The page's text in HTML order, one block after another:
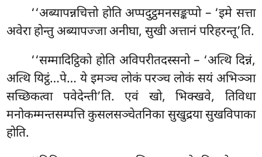
‘‘अब्यापन्नचित्तो होति अप्पदुट्ठमनसङ्कप्पो – ‘इमे सत्ता
अवेरा होन्तु अब्यापज्जा अनीघा, सुखी अत्तानं परिहरन्तू’ति.
‘‘सम्मादिट्ठिको होति अविपरीतदस्सनो – ‘अत्थि दिन्नं,
अत्थि यिट्ठं…पे… ये इमञ्च लोकं परञ्च लोकं सयं अभिञ्ञा
सच्छिकत्वा पवेदेन्ती’ति. एवं खो, भिक्खवे, तिविधा
मनोकम्मन्तसम्पत्ति कुसलसञ्चेतनिका सुखुद्रया सुखविपाका
होति.